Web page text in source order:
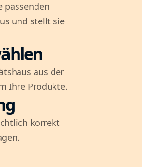
passenden
und stellt sie
aus der
Ihre Produkte.
korrekt